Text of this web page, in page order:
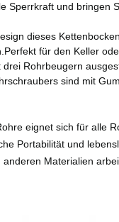
Sperrkraft und bringen
dieses
für den Keller
Rohrbeugern
sind mit
eignet sich für alle
Portabilität und
Materialien